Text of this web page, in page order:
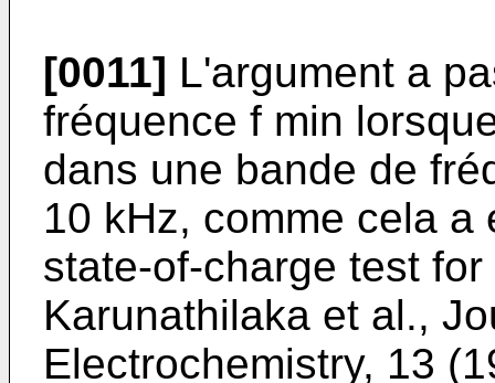
[0011] L'argument a
fréquence f min
dans une bande de
10 kHz, comme cela a
state-of-charge test
Karunathilaka et al.,
Electrochemistry, 13